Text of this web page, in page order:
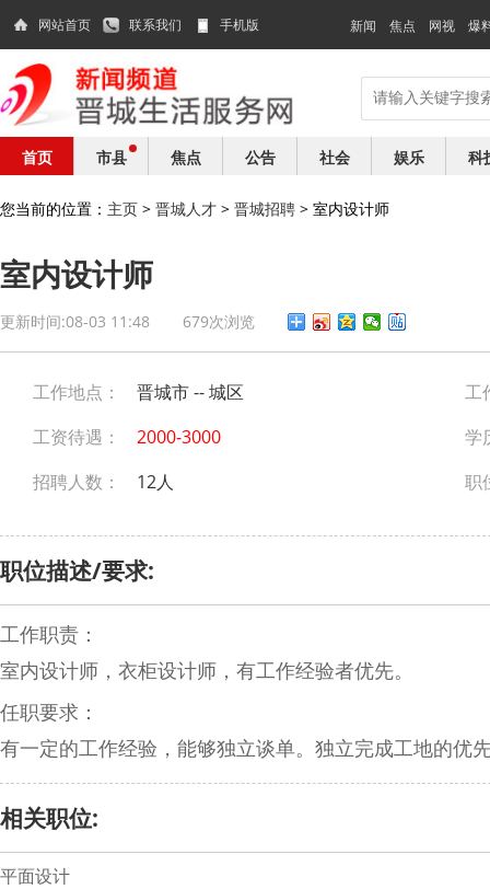
网站首页 联系我们 手机版 新闻 焦点 网视 爆
首页 市县 焦点 公告 社会 娱乐 科
您当前的位置： 主页 > 晋城人才 > 晋城招聘 > 室内设计师
室内设计师
更新时间:08-03 11:48 679次浏览
工作地点： 晋城市 -- 城区
工
工资待遇：
2000-3000
学
招聘人数：
12人 职
职位描述/要求:
工作职责：
室内设计师，衣柜设计师，有工作经验者优先。
任职要求：
有一定的工作经验，能够独立谈单。独立完成工地的优
相关职位:
平面设计